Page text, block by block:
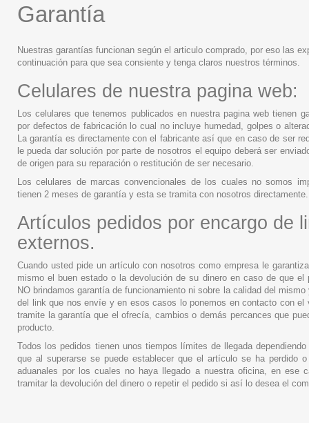
Garantía
Nuestras garantías funcionan según el articulo comprado, por eso las
continuación para que sea consiente y tenga claros nuestros términos.
Celulares de nuestra pagina web:
Los celulares que tenemos publicados en nuestra pagina web tienen
por defectos de fabricación lo cual no incluye humedad, golpes o
La garantía es directamente con el fabricante así que en caso de ser
le pueda dar solución por parte de nosotros el equipo deberá ser
de origen para su reparación o restitución de ser necesario.
Los celulares de marcas convencionales de los cuales no somos
tienen 2 meses de garantía y esta se tramita con nosotros directamente.
Artículos pedidos por encargo de
externos.
Cuando usted pide un artículo con nosotros como empresa le
mismo el buen estado o la devolución de su dinero en caso de que el
NO brindamos garantía de funcionamiento ni sobre la calidad del
del link que nos envíe y en esos casos lo ponemos en contacto con el
tramite la garantía que el ofrecía, cambios o demás percances que
producto.
Todos los pedidos tienen unos tiempos límites de llegada
que al superarse se puede establecer que el artículo se ha perdido
aduanales por los cuales no haya llegado a nuestra oficina, en ese
tramitar la devolución del dinero o repetir el pedido si así lo desea el